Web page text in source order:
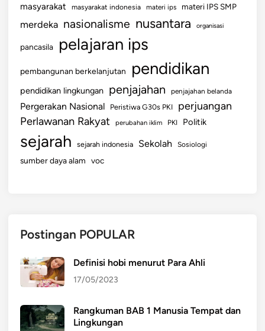
masyarakat masyarakat indonesia materi ips materi IPS SMP
merdeka nasionalisme nusantara organisasi
pancasila pelajaran ips
pembangunan berkelanjutan pendidikan
pendidikan lingkungan penjajahan penjajahan belanda
Pergerakan Nasional Peristiwa G30s PKI perjuangan
Perlawanan Rakyat perubahan iklim PKI Politik
sejarah sejarah indonesia Sekolah Sosiologi
sumber daya alam voc
Postingan POPULAR
Definisi hobi menurut Para Ahli
17/05/2023
Rangkuman BAB 1 Manusia Tempat dan
Lingkungan